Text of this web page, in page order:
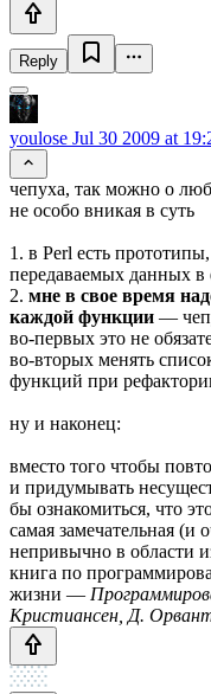
Reply
youlose Jul 30 2009 at
чепуха, так можно о
не особо вникая в суть
1. в Perl есть
передаваемых данных
2. мне в свое время
каждой функции —
во-первых это не
во-вторых менять
функций при
ну и наконец:
вместо того чтобы
и придумывать
бы ознакомиться, что
самая замечательная (и
непривычно в области
книга по
жизни —
Кристиансен, Д.